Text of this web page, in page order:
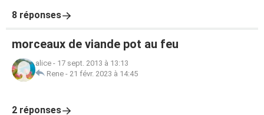
8 réponses
morceaux de viande pot au feu
alice - 17 sept. 2013 à 13:13
Rene - 21 févr. 2023 à 14:45
2 réponses